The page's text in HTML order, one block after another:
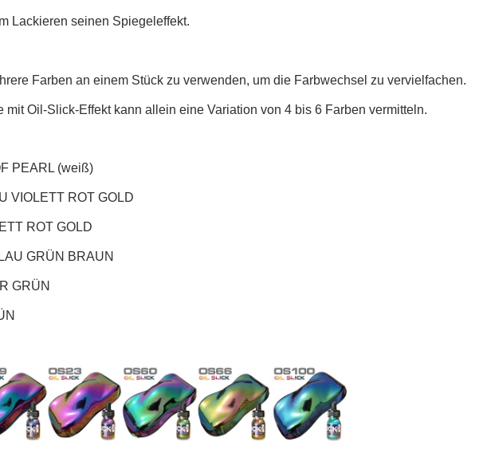
Lackieren seinen Spiegeleffekt.
Farben an einem Stück zu verwenden, um die Farbwechsel zu vervielfachen.
mit Oil-Slick-Effekt kann allein eine Variation von 4 bis 6 Farben vermitteln.
PEARL (weiß)
VIOLETT ROT GOLD
ROT GOLD
GRÜN BRAUN
GRÜN